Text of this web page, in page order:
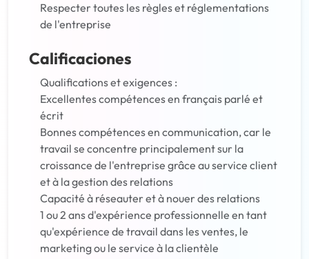
Respecter toutes les règles et réglementations
de l'entreprise
Calificaciones
Qualifications et exigences :
Excellentes compétences en français parlé et
écrit
Bonnes compétences en communication, car le
travail se concentre principalement sur la
croissance de l'entreprise grâce au service client
et à la gestion des relations
Capacité à réseauter et à nouer des relations
1 ou 2 ans d'expérience professionnelle en tant
qu'expérience de travail dans les ventes, le
marketing ou le service à la clientèle